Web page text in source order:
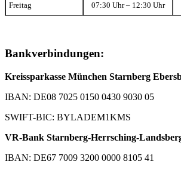
Freitag 07:30 Uhr – 12:30 Uhr
Bankverbindungen:
Kreissparkasse München Starnberg
IBAN: DE08 7025 0150 0430 9030 05
SWIFT-BIC: BYLADEM1KMS
VR-Bank Starnberg-Herrsching-
IBAN: DE67 7009 3200 0000 8105 41